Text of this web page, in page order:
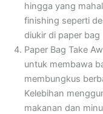
hingga yang
finishing seperti
diukir di paper bag
Paper Bag Take
untuk membawa
membungkus
Kelebihan
makanan dan